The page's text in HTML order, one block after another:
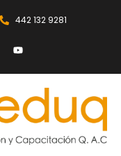
442 132 9281